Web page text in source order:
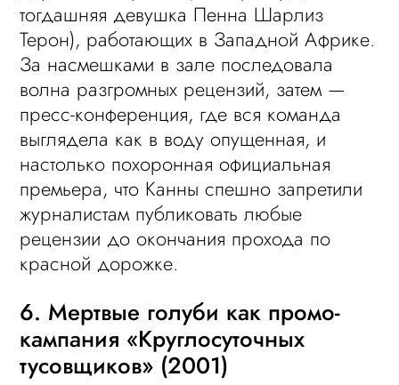
тогдашняя девушка Пенна Шарлиз
Терон), работающих в Западной Африке.
За насмешками в зале последовала
волна разгромных рецензий, затем —
пресс-конференция, где вся команда
выглядела как в воду опущенная, и
настолько похоронная официальная
премьера, что Канны спешно запретили
журналистам публиковать любые
рецензии до окончания прохода по
красной дорожке.
6. Мертвые голуби как промо-
кампания «Круглосуточных
тусовщиков» (2001)